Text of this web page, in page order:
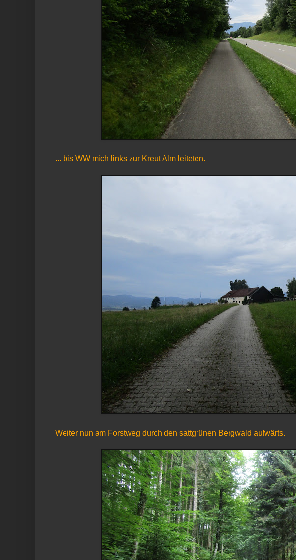
... bis WW mich links zur Kreut Alm leiteten.
Weiter nun am Forstweg durch den sattgrünen Bergwald aufwärts.